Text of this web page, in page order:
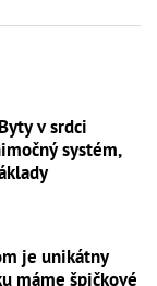
v srdci
systém,
je unikátny
máme špičkové